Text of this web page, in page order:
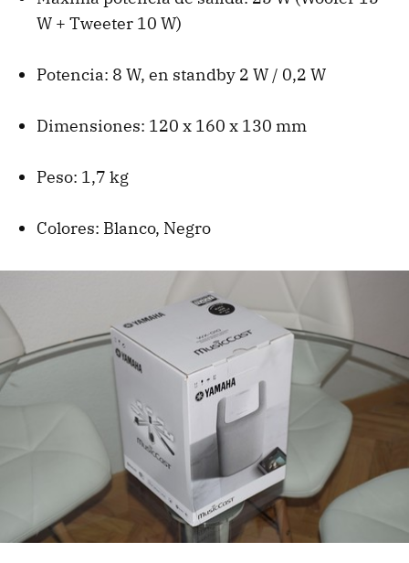
W + Tweeter 10 W)
Potencia: 8 W, en standby 2 W / 0,2 W
Dimensiones: 120 x 160 x 130 mm
Peso: 1,7 kg
Colores: Blanco, Negro